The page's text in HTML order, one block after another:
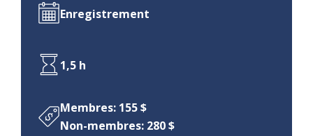
Enregistrement
1,5 h
Membres: 155 $
Non-membres: 280 $